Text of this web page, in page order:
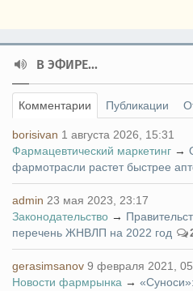
В ЭФИРЕ...
Комментарии Публикации
borisivan 1 августа 2026, 15:31
Фармацевтический маркетинг →
фармотрасли растет быстрее
admin 23 мая 2023, 23:17
Законодательство →
перечень ЖНВЛП на 2022 год
gerasimsanov 9 февраля 2021,
Новости фармрынка →